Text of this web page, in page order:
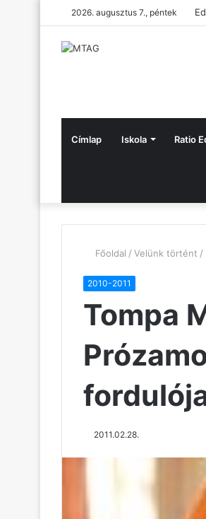
2026. augusztus 7., péntek
Címlap Iskola Ratio
Főoldal / Velünk történt /
2010-2011
Tompa
2011.02.28.